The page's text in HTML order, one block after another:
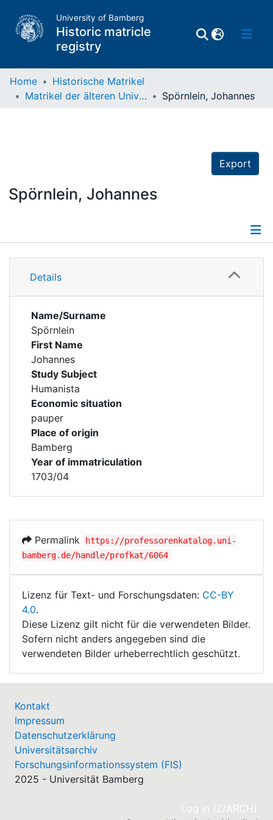
University of Bamberg
Historic matricle
registry
Home
Historische Matrikel
Matrikel der älteren Universität
Spörnlein, Johannes
Export
Spörnlein, Johannes
Details
Details
Name/Surname
Spörnlein
First Name
Johannes
Study Subject
Humanista
Economic situation
pauper
Place of origin
Bamberg
Year of immatriculation
1703/04
Permalink
https://professorenkatalog.uni-
bamberg.de/handle/profkat/6064
Lizenz für Text- und Forschungsdaten: CC-BY
4.0.
Diese Lizenz gilt nicht für die verwendeten Bilder.
Sofern nicht anders angegeben sind die
verwendeten Bilder urheberrechtlich geschützt.
Kontakt
Impressum
Datenschutzerklärung
Universitätsarchiv
Forschungsinformationssystem (FIS)
2025 - Universität Bamberg
Log In (Z/ARCH)